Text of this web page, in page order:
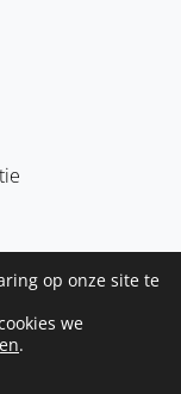
workshopsgoirle.
op onze site te
we
.